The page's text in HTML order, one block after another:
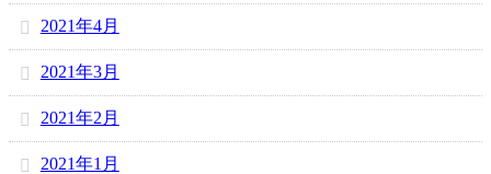
2021年4月
2021年3月
2021年2月
2021年1月